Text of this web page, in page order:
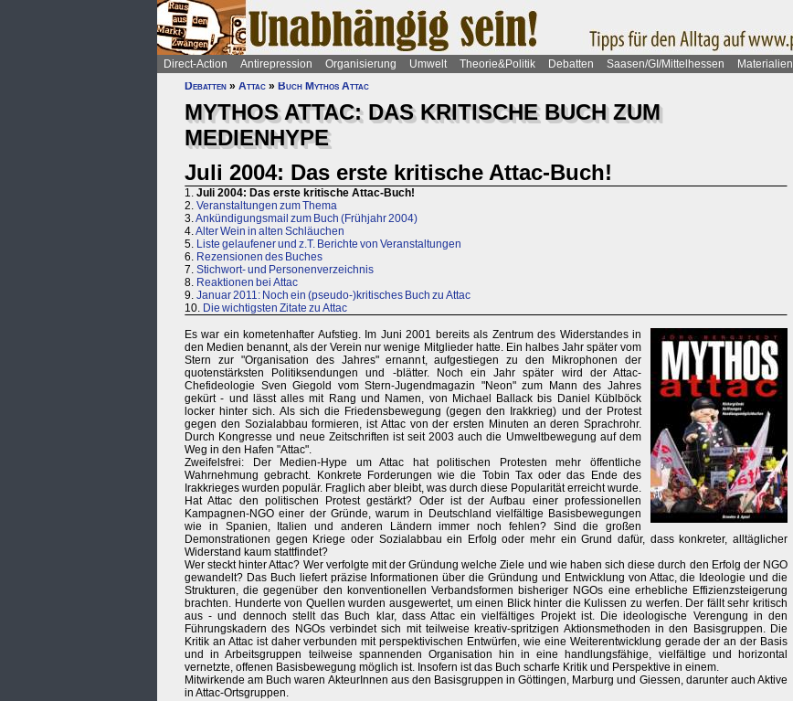
Direct-Action Antirepression Organisierung Umwelt Theorie&Politik Debatten Saasen/GI/Mittelhessen Materialien
Debatten » Attac » Buch Mythos Attac
MYTHOS ATTAC: DAS KRITISCHE BUCH ZUM
MEDIENHYPE
Juli 2004: Das erste kritische Attac-Buch!
1. Juli 2004: Das erste kritische Attac-Buch!
2. Veranstaltungen zum Thema
3.Ankündigungsmail zum Buch (Frühjahr 2004)
4.Alter Wein in alten Schläuchen
5. Liste gelaufener und z.T. Berichte von Veranstaltungen
6. Rezensionen des Buches
7. Stichwort- und Personenverzeichnis
8. Reaktionen bei Attac
9. Januar 2011: Noch ein (pseudo-)kritisches Buch zu Attac
10. Die wichtigsten Zitate zu Attac
Es war ein kometenhafter Aufstieg. Im Juni 2001 bereits als Zentrum des Widerstandes in
den Medien benannt, als der Verein nur wenige Mitglieder hatte. Ein halbes Jahr später vom
Stern zur "Organisation des Jahres" ernannt, aufgestiegen zu den Mikrophonen der
quotenstärksten Politiksendungen und -blätter. Noch ein Jahr später wird der Attac-
Chefideologie Sven Giegold vom Stern-Jugendmagazin "Neon" zum Mann des Jahres
gekürt - und lässt alles mit Rang und Namen, von Michael Ballack bis Daniel Küblböck
locker hinter sich. Als sich die Friedensbewegung (gegen den Irakkrieg) und der Protest
gegen den Sozialabbau formieren, ist Attac von der ersten Minuten an deren Sprachrohr.
Durch Kongresse und neue Zeitschriften ist seit 2003 auch die Umweltbewegung auf dem
Weg in den Hafen "Attac".
Zweifelsfrei: Der Medien-Hype um Attac hat politischen Protesten mehr öffentliche
Wahrnehmung gebracht. Konkrete Forderungen wie die Tobin Tax oder das Ende des
Irakkrieges wurden populär. Fraglich aber bleibt, was durch diese Popularität erreicht wurde.
Hat Attac den politischen Protest gestärkt? Oder ist der Aufbau einer professionellen
Kampagnen-NGO einer der Gründe, warum in Deutschland vielfältige Basisbewegungen
wie in Spanien, Italien und anderen Ländern immer noch fehlen? Sind die großen
Demonstrationen gegen Kriege oder Sozialabbau ein Erfolg oder mehr ein Grund dafür, dass konkreter, alltäglicher
Widerstand kaum stattfindet?
Wer steckt hinter Attac? Wer verfolgte mit der Gründung welche Ziele und wie haben sich diese durch den Erfolg der NGO
gewandelt? Das Buch liefert präzise Informationen über die Gründung und Entwicklung von Attac, die Ideologie und die
Strukturen, die gegenüber den konventionellen Verbandsformen bisheriger NGOs eine erhebliche Effizienzsteigerung
brachten. Hunderte von Quellen wurden ausgewertet, um einen Blick hinter die Kulissen zu werfen. Der fällt sehr kritisch
aus - und dennoch stellt das Buch klar, dass Attac ein vielfältiges Projekt ist. Die ideologische Verengung in den
Führungskadern des NGOs verbindet sich mit teilweise kreativ-spritzigen Aktionsmethoden in den Basisgruppen. Die
Kritik an Attac ist daher verbunden mit perspektivischen Entwürfen, wie eine Weiterentwicklung gerade der an der Basis
und in Arbeitsgruppen teilweise spannenden Organisation hin in eine handlungsfähige, vielfältige und horizontal
vernetzte, offenen Basisbewegung möglich ist. Insofern ist das Buch scharfe Kritik und Perspektive in einem.
Mitwirkende am Buch waren AkteurInnen aus den Basisgruppen in Göttingen, Marburg und Giessen, darunter auch Aktive
in Attac-Ortsgruppen.